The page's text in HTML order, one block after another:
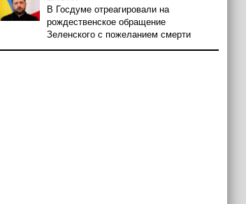
В Госдуме отреагировали на
рождественское обращение
Зеленского с пожеланием смерти